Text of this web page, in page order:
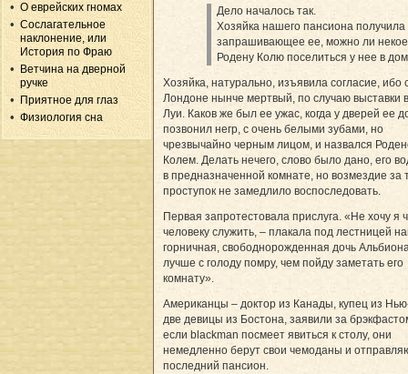
О еврейских гномах
Сослагательное
наклонение, или
История по Фраю
Ветчина на дверной
ручке
Приятное для глаз
Физиология сна
Дело началось так.
Хозяйка нашего пансиона получила
запрашивающее ее, можно ли
Родену Колю поселиться у нее в
Хозяйка, натурально, изъявила согласие, ибо
Лондоне нынче мертвый, по случаю выставки
Луи. Каков же был ее ужас, когда у дверей ее
позвонил негр, с очень белыми зубами, но
чрезвычайно черным лицом, и назвался
Колем. Делать нечего, слово было дано, его
в предназначенной комнате, но возмездие за
проступок не замедлило воспоследовать.
Первая запротестовала прислуга. «Не хочу я
человеку служить, – плакала под лестницей
горничная, свободнорожденная дочь
лучше с голоду помру, чем пойду заметать его
комнату».
Американцы – доктор из Канады, купец из
две девицы из Бостона, заявили за
если blackman посмеет явиться к столу, они
немедленно берут свои чемоданы и
последний пансион.